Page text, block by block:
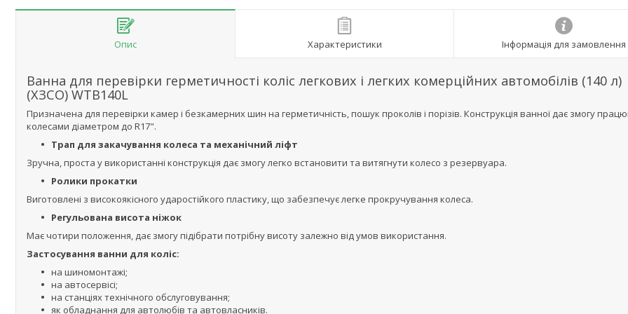
Опис Характеристики Інформація для замовлення
Ванна для перевірки герметичності коліс легкових і легких комерційних автомобілів (140 л)
(ХЗСО) WTB140L
Призначена для перевірки камер і безкамерних шин на герметичність, пошук проколів і порізів. Конструкція ванної дає змогу
колесами діаметром до R17".
Трап для закачування колеса та механічний ліфт
Зручна, проста у використанні конструкція дає змогу легко встановити та витягнути колесо з резервуара.
Ролики прокатки
Виготовлені з високоякісного ударостійкого пластику, що забезпечує легке прокручування колеса.
Регульована висота ніжок
Має чотири положення, дає змогу підібрати потрібну висоту залежно від умов використання.
Застосування ванни для коліс:
на шиномонтажі;
на автосервісі;
на станціях технічного обслуговування;
як обладнання для автолюбів та автовласників.